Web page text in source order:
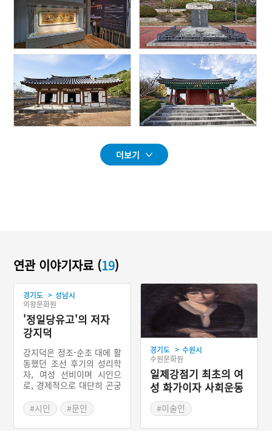
더보기
연관 이야기자료 (19)
경기도 > 성남시
의왕문화원
'정일당유고'의 저자
강지덕
강지덕은 정조-순조 대에 활
동했던 조선 후기의 성리학
자, 여성 선비이며 시인으
로, 경제적으로 대단히 곤궁
으나 모두 1년이 되기 전에
사망하는 불행을 겪으면서
#시인
#문인
경기도 > 수원시
수원문화원
일제강점기 최초의 여
성 화가이자 사회운동
가, 나혜석
#미술인